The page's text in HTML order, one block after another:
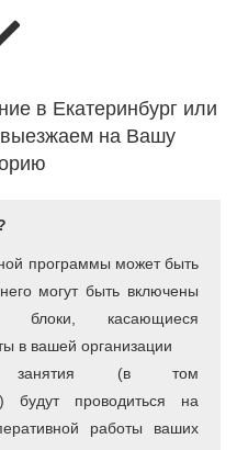
в Екатеринбург или
на Вашу
программы может быть
могут быть включены
блоки, касающиеся
в вашей организации
занятия (в том
будут проводиться на
работы ваших